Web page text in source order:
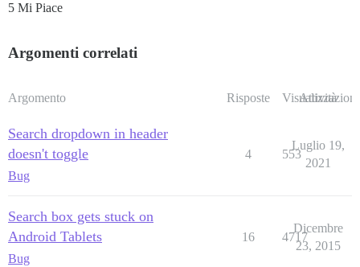
5 Mi Piace
Argomenti correlati
Argomento Risposte Visualizzazioni
Attività
Search dropdown in header
doesn't toggle
Bug
4 553
Luglio 19,
2021
Search box gets stuck on
Android Tablets
Bug
16 4717
Dicembre
23, 2015